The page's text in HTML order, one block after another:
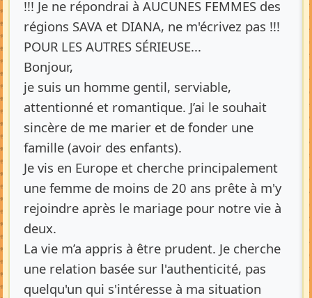
!!! Je ne répondrai à AUCUNES FEMMES des
régions SAVA et DIANA, ne m'écrivez pas !!!
POUR LES AUTRES SÉRIEUSE...
Bonjour,
je suis un homme gentil, serviable,
attentionné et romantique. J’ai le souhait
sincère de me marier et de fonder une
famille (avoir des enfants).
Je vis en Europe et cherche principalement
une femme de moins de 20 ans prête à m'y
rejoindre après le mariage pour notre vie à
deux.
La vie m’a appris à être prudent. Je cherche
une relation basée sur l'authenticité, pas
quelqu'un qui s'intéresse à ma situation